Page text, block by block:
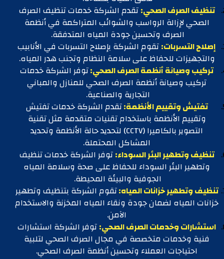
تنظيف الصرف الصحي:تقدم الشركة خدمات تنظيف الصرف
الصحي لإزالة الرواسب والشوائب المتراكمة في أنظمة
الصرف وتحسين جودة المياه المتدفقة.
إصلاح التسربات:تقوم الشركة بإصلاح التسربات في الأنابيب
والتجهيزات للحفاظ على سلامة النظام وتجنب هدر المياه.
تركيب وصيانة أنظمة الصرف الصحي:توفر الشركة خدمات
تركيب وصيانة أنظمة الصرف الصحي للمنازل والمباني
التجارية والصناعية.
تفتيش وتقييم الأنظمة:تقدم الشركة خدمات تفتيش
وتقييم الأنظمة باستخدام تقنيات متقدمة مثل تقنية
التصوير بالكاميرا (CCTV) لتحديد حالة الأنظمة وتحديد
المشاكل المحتملة.
تنظيف وتطهير البئر السوداء:توفر الشركة خدمات تنظيف
وتطهير البئر السوداء للحفاظ على صحة وسلامة المياه
الجوفية والبيئة المحيطة.
تنظيف وتطهير خزانات المياه:تقوم الشركة بتنظيف وتطهير
خزانات المياه لضمان جودة ونقاء المياه المخزنة والاستخدام
الآمن.
استشارات وخدمات الصرف الصحي:توفر الشركة استشارات
فنية وخدمات متخصصة في مجال الصرف الصحي لتلبية
احتياجات العملاء وتحسين أنظمة الصرف الصحي.